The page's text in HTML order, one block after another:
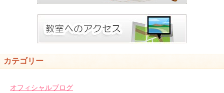
カテゴリー
オフィシャルブログ